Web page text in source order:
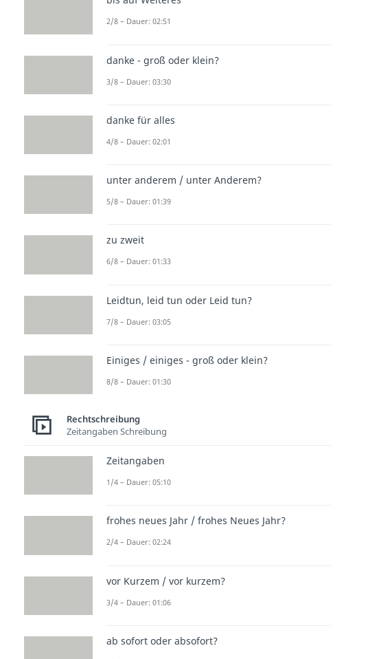
2/8 – Dauer: 02:51
danke - groß oder klein?
3/8 – Dauer: 03:30
danke für alles
4/8 – Dauer: 02:01
unter anderem / unter Anderem?
5/8 – Dauer: 01:39
zu zweit
6/8 – Dauer: 01:33
Leidtun, leid tun oder Leid tun?
7/8 – Dauer: 03:05
Einiges / einiges - groß oder klein?
8/8 – Dauer: 01:30
Rechtschreibung
Zeitangaben Schreibung
Zeitangaben
1/4 – Dauer: 05:10
frohes neues Jahr / frohes Neues Jahr?
2/4 – Dauer: 02:24
vor Kurzem / vor kurzem?
3/4 – Dauer: 01:06
ab sofort oder absofort?